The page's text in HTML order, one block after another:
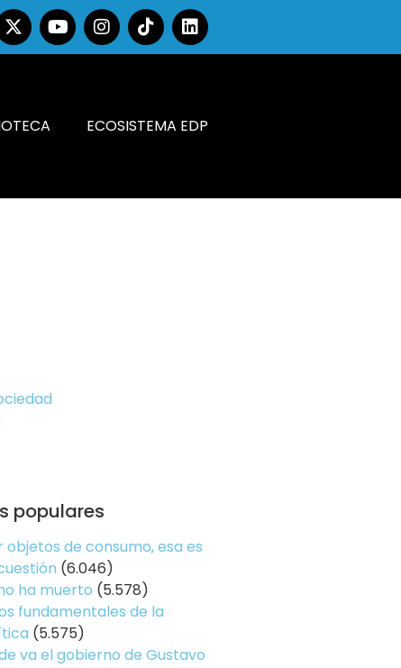
ECOSISTEMA EDP
populares
objetos de consumo, esa es
(6.046)
ha muerto (5.578)
fundamentales de la
(5.575)
va el gobierno de Gustavo